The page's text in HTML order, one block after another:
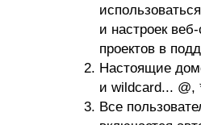
и настроек
проектов в
Настоящие
и wildcard... @,
Все